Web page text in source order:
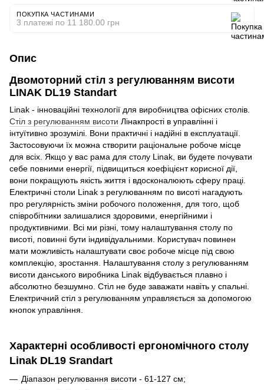
ПОКУПКА ЧАСТИНАМИ
3 платежі по 11 180.00 грн
Опис
Двомоторний стіл з регулюванням висоти
LINAK DL19 Standart
Linak - інноваційні технології для виробництва офісних столів.
Стіл з регулюванням висоти Лінакпрості в управлінні і
інтуїтивно зрозумілі. Вони практичні і надійні в експлуатації.
Застосовуючи їх можна створити раціональне робоче місце
для всіх. Якщо у вас рама для столу Linak, ви будете почувати
себе повними енергії, підвищиться коефіцієнт корисної дії,
вони покращують якість життя і вдосконалюють сферу праці.
Електричні столи Linak з регулюванням по висоті нагадують
про регулярність зміни робочого положення, для того, щоб
співробітники залишалися здоровими, енергійними і
продуктивними. Всі ми різні, тому налаштування столу по
висоті, повинні бути індивідуальними. Користувач повинен
мати можливість налаштувати своє робоче місце під свою
комплекцію, зростання. Налаштування столу з регулюванням
висоти данського виробника Linak відбувається плавно і
абсолютно безшумно. Стіл не буде заважати навіть у спальні.
Електричний стіл з регулюванням управляється за допомогою
кнопок управління.
Характерні особливості ергономічного столу
Linak DL19 Srandart
Діапазон регулювання висоти - 61-127 см;